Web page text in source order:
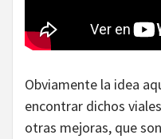
Obviamente la idea
encontrar dichos
otras mejoras, que